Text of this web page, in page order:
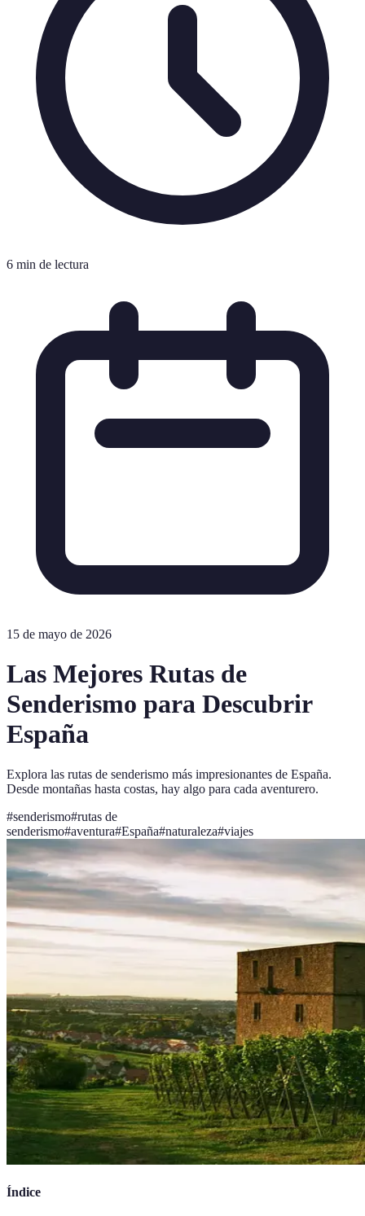
6 min de lectura
15 de mayo de 2026
Las Mejores Rutas de
Senderismo para Descubrir
España
Explora las rutas de senderismo más impresionantes de España.
Desde montañas hasta costas, hay algo para cada aventurero.
#senderismo#rutas de
senderismo#aventura#España#naturaleza#viajes
Índice